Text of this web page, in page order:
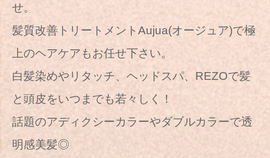
せ。
髪質改善トリートメントAujua(オージュア)で極
上のヘアケアもお任せ下さい。
白髪染めやリタッチ、ヘッドスパ、REZOで髪
と頭皮をいつまでも若々しく！
話題のアディクシーカラーやダブルカラーで透
明感美髪◎